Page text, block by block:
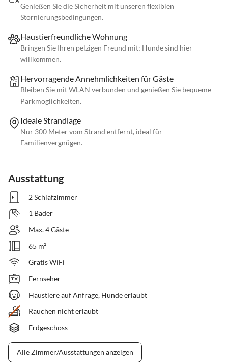
Genießen Sie die Sicherheit mit unseren flexiblen
Stornierungsbedingungen.
Haustierfreundliche Wohnung
Bringen Sie Ihren pelzigen Freund mit; Hunde sind hier
willkommen.
Hervorragende Annehmlichkeiten für Gäste
Bleiben Sie mit WLAN verbunden und genießen Sie bequeme
Parkmöglichkeiten.
Ideale Strandlage
Nur 300 Meter vom Strand entfernt, ideal für
Familienvergnügen.
Ausstattung
2 Schlafzimmer
1 Bäder
Max. 4 Gäste
65 m²
Gratis WiFi
Fernseher
Haustiere auf Anfrage, Hunde erlaubt
Rauchen nicht erlaubt
Erdgeschoss
Alle Zimmer/Ausstattungen anzeigen